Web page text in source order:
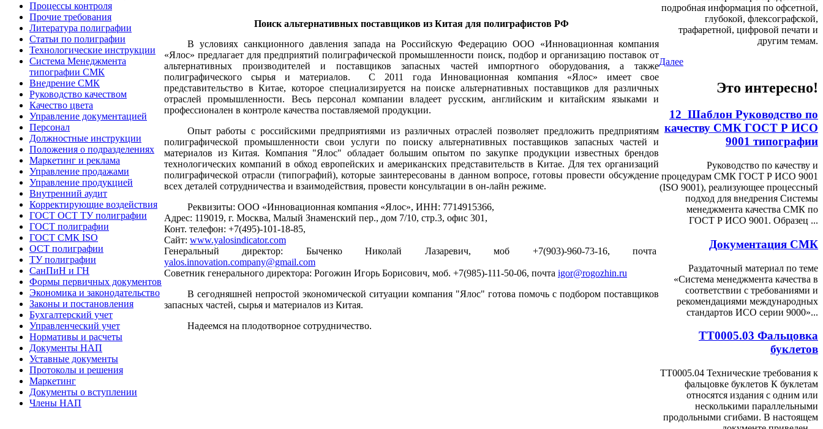
Процессы контроля
Прочие требования
Литература полиграфии
Статьи по полиграфии
Технологические инструкции
Система Менеджмента
типографии СМК
Внедрение СМК
Руководство качеством
Качество цвета
Управление документацией
Персонал
Должностные инструкции
Положения о подразделениях
Маркетинг и реклама
Управление продажами
Управление продукцией
Внутренний аудит
Корректирующие воздействия
ГОСТ ОСТ ТУ полиграфии
ГОСТ полиграфии
ГОСТ СМК ISO
ОСТ полиграфии
ТУ полиграфии
СанПиН и ГН
Формы первичных документов
Экономика и законодательство
Законы и постановления
Бухгалтерский учет
Управленческий учет
Нормативы и расчеты
Документы НАП
Уставные документы
Протоколы и решения
Маркетинг
Документы о вступлении
Члены НАП
Поиск альтернативных поставщиков из Китая для полиграфистов РФ
В условиях санкционного давления запада на Российскую Федерацию ООО «Инновационная компания
«Ялос» предлагает для предприятий полиграфической промышленности поиск, подбор и организацию поставок от
альтернативных производителей и поставщиков запасных частей импортного оборудования, а также
полиграфического сырья и материалов.
С 2011 года Инновационная компания «Ялос» имеет свое
представительство в Китае, которое специализируется на поиске альтернативных поставщиков для различных
отраслей промышленности. Весь персонал компании владеет русским, английским и китайским языками и
профессионален в контроле качества поставляемой продукции.
Опыт работы с российскими предприятиями из различных отраслей позволяет предложить предприятиям
полиграфической промышленности свои услуги по поиску альтернативных поставщиков запасных частей и
материалов из Китая. Компания "Ялос" обладаетбольшим опытом по закупке продукции известных брендов
технологических компаний в обход европейских и американских представительств в Китае. Для тех организаций
полиграфической отрасли (типографий), которые заинтересованы в данном вопросе, готовы провести обсуждение
всех деталей сотрудничества и взаимодействия, провести консультации в он-лайн режиме.
Реквизиты: ООО «Инновационная компания «Ялос», ИНН: 7714915366,
Адрес: 119019, г. Москва, Малый Знаменский пер., дом 7/10, стр.3, офис 301,
Конт. телефон: +7(495)-101-18-85,
Сайт: www.yalosindicator.com
Генеральный директор: Быченко Николай Лазаревич, моб +7(903)-960-73-16, почта
yalos.innovation.company@gmail.com
Советник генерального директора: Рогожин Игорь Борисович, моб. +7(985)-111-50-06, почта igor@rogozhin.ru
В сегодняшней непростой экономической ситуации компания "Ялос" готова помочь с подбором поставщиков
запасных частей, сырья и материалов из Китая.
Надеемся на плодотворное сотрудничество.
подробная информация по офсетной,
глубокой, флексографской,
трафаретной, цифровой печати и
другим темам.
Далее
Это интересно!
12_Шаблон Руководство по
качеству СМК ГОСТ Р ИСО
9001 типографии
Руководство по качеству и
процедурам СМК ГОСТ Р ИСО 9001
(ISO 9001), реализующее процессный
подход для внедрения Системы
менеджмента качества СМК по
ГОСТ Р ИСО 9001. Образец ...
Документация СМК
Раздаточный материал по теме
«Система менеджмента качества в
соответствии с требованиями и
рекомендациями международных
стандартов ИСО серии 9000»...
ТТ0005.03 Фальцовка
буклетов
ТТ0005.04 Технические требования к
фальцовке буклетов К буклетам
относятся издания с одним или
несколькими параллельными
продольными сгибами. В настоящем